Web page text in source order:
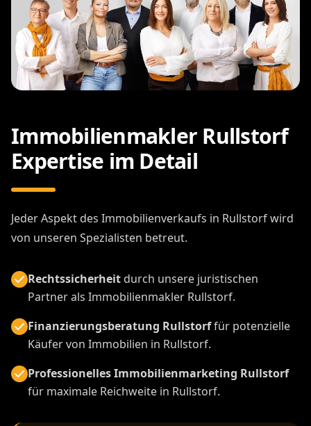
Immobilienmakler Rullstorf
Expertise im Detail
Jeder Aspekt des Immobilienverkaufs in Rullstorf wird
von unseren Spezialisten betreut.
Rechtssicherheitdurch unsere juristischen
Partner als Immobilienmakler Rullstorf.
Finanzierungsberatung Rullstorffür potenzielle
Käufer von Immobilien in Rullstorf.
Professionelles Immobilienmarketing Rullstorf
für maximale Reichweite in Rullstorf.